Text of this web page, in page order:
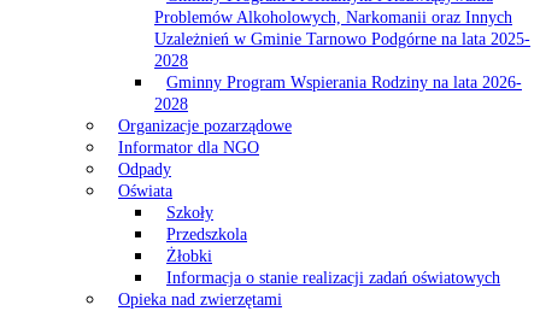
Problemów Alkoholowych, Narkomanii oraz Innych
Uzależnień w Gminie Tarnowo Podgórne na lata 2025-
2028
Gminny Program Wspierania Rodziny na lata 2026-
2028
Organizacje pozarządowe
Informator dla NGO
Odpady
Oświata
Szkoły
Przedszkola
Żłobki
Informacja o stanie realizacji zadań oświatowych
Opieka nad zwierzętami